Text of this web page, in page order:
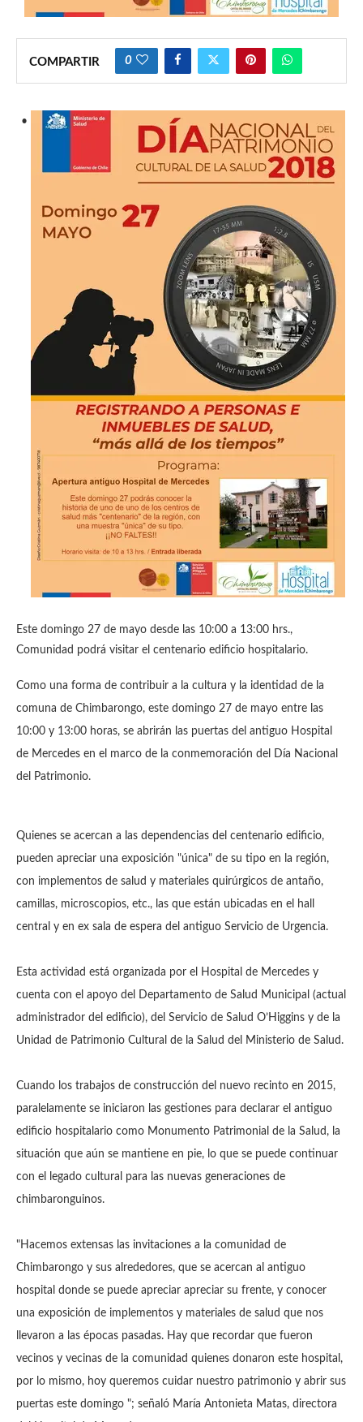
COMPARTIR 0
•
Este domingo 27 de mayo desde las 10:00 a 13:00 hrs.,
Comunidad podrá visitar el centenario edificio hospitalario.
Como una forma de contribuir a la cultura y la identidad de la
comuna de Chimbarongo, este domingo 27 de mayo entre las
10:00 y 13:00 horas, se abrirán las puertas del antiguo Hospital
de Mercedes en el marco de la conmemoración del Día Nacional
del Patrimonio.
Quienes se acercan a las dependencias del centenario edificio,
pueden apreciar una exposición "única" de su tipo en la región,
con implementos de salud y materiales quirúrgicos de antaño,
camillas, microscopios, etc., las que están ubicadas en el hall
central y en ex sala de espera del antiguo Servicio de Urgencia.
Esta actividad está organizada por el Hospital de Mercedes y
cuenta con el apoyo del Departamento de Salud Municipal (actual
administrador del edificio), del Servicio de Salud O’Higgins y de la
Unidad de Patrimonio Cultural de la Salud del Ministerio de Salud.
Cuando los trabajos de construcción del nuevo recinto en 2015,
paralelamente se iniciaron las gestiones para declarar el antiguo
edificio hospitalario como Monumento Patrimonial de la Salud, la
situación que aún se mantiene en pie, lo que se puede continuar
con el legado cultural para las nuevas generaciones de
chimbaronguinos.
"Hacemos extensas las invitaciones a la comunidad de
Chimbarongo y sus alrededores, que se acercan al antiguo
hospital donde se puede apreciar apreciar su frente, y conocer
una exposición de implementos y materiales de salud que nos
llevaron a las épocas pasadas. Hay que recordar que fueron
vecinos y vecinas de la comunidad quienes donaron este hospital,
por lo mismo, hoy queremos cuidar nuestro patrimonio y abrir sus
puertas este domingo "; señaló María Antonieta Matas, directora